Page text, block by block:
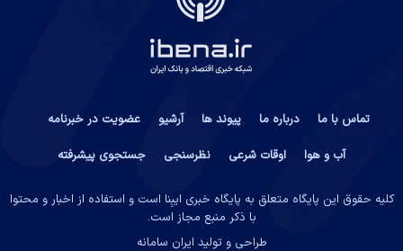
تماس با ما درباره ما پیوند ها آرشیو
عضویت در خبرنامه
آب و هوا
اوقات شرعی نظرسنجی جستجوی پیشرفته
کلیه حقوق این پایگاه متعلق به پایگاه خبری ایبِنا است و استفاده از اخبار و محتوا
با ذکر منبع مجاز است.
طراحی و تولید ایران سامانه